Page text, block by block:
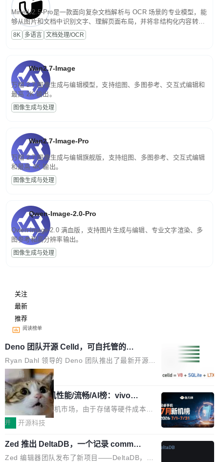
MinerU2.5-Pro是一款面向复杂文档解析与 OCR 场景的专业模型，能
够从图片和文档中识别文字、理解页面布局，并将非结构化内容转换
为便于存储、检索和二次处理的结构化结果。
8K 多语言 文档处理/OCR
Wan2.7-Image
万相 2.7 图像生成与编辑模型，支持组图、多图参考、交互式编辑和
最高 2K 输出。
图像生成与处理
Wan2.7-Image-Pro
万相 2.7 图像生成与编辑旗舰版，支持组图、多图参考、交互式编辑
和最高 4K 输出。
图像生成与处理
Qwen-Image-2.0-Pro
Qwen-Image-2.0 满血版，支持图片生成与编辑、专业文字渲染、多
图参考和高分辨率输出。
图像生成与处理
关注
最新
推荐
阅读榜单
Deno 团队开源 Celld，可自托管的分
布式 Durable Objects
Ryan Dahl 领导的 Deno 团队推出了最新开源项
目 Celld，一个能在自己机器上运行 Cloudflare
Workers 和 Durable Objects 的守护进程。 设
计思路很直接：每个对象是一个独立的 SQLite
数据库，按名称寻址，复制到你自己的 S3 兼容
存储库里。节点之间只通过这个存储库协调——
个小型数据库，应用天然按分片构建，单个数据
库的竞争和爆炸半径问题在设计层面就被消除
局
鲁大师7月新机性能/流畅/AI榜：vivo夺
性能、流畅双第一，三星Galaxy Z系列
新折叠缺席
2026年7月的手机市场，由于存储等硬件成本暴
增，手机厂商的日子也不好过啊，新机速度明显
高价的三星折叠（三星Galaxy Z Fold8 Ultra / Z
Fold8 / Z Flip8）外，其余要么是中低端机器，
开 开源科技
Zed 推出 DeltaDB，一个记录 commit
之间所有操作的版本控制系统
Zed 编辑器团队发布了新项目——DeltaDB，一